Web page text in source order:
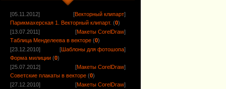
[05.11.2012] [Векторный клипарт]
Парикмахерская 1. Векторный клипарт. (0)
[13.07.2011]
[Макеты CorelDraw]
Таблица Менделеева в векторе (0)
[23.12.2010]
[Шаблоны для фотошопа]
Форма милиции (0)
[25.07.2012]
[Макеты CorelDraw]
Советские плакаты в векторе (0)
[27.12.2010]
[Макеты CorelDraw]